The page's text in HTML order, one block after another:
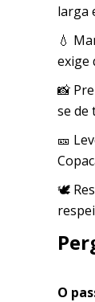
larga
💧
exige
📸
se de
🎫
🕊️
O